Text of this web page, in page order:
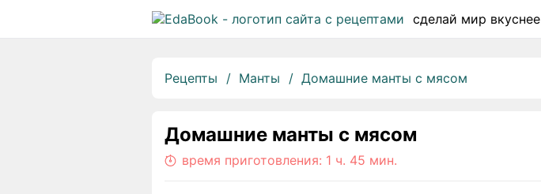
сделай мир вкуснее
Рецепты Манты Домашние манты с мясом
Домашние манты с мясом
время приготовления: 1 ч. 45 мин.